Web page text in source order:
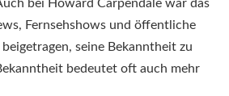
bei Howard Carpendale war das
Fernsehshows und öffentliche
seine Bekanntheit zu
bedeutet oft auch mehr